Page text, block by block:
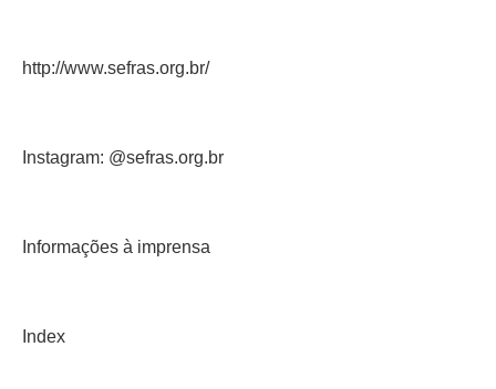
http://www.sefras.org.br/
Instagram: @sefras.org.br
Informações à imprensa
Index